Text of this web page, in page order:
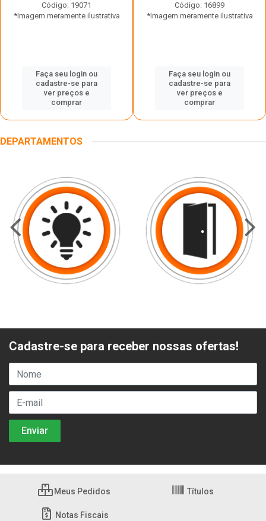
Código: 19071
*Imagem meramente ilustrativa
Faça seu login ou
cadastre-se para
ver preços e
comprar
Código: 16899
*Imagem meramente ilustrativa
Faça seu login ou
cadastre-se para
ver preços e
comprar
DEPARTAMENTOS
Cadastre-se para receber nossas ofertas!
Meus Pedidos Títulos
Notas Fiscais